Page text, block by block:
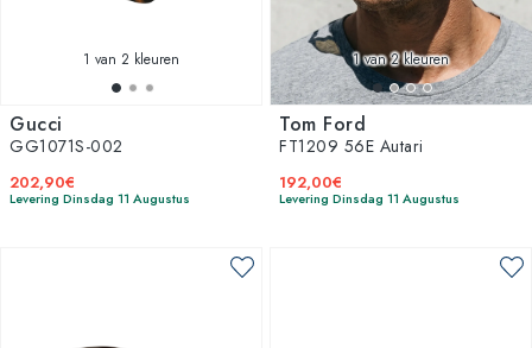
1 van 2 kleuren
Gucci
GG1071S-002
202,90€
Levering Dinsdag 11 Augustus
1van 2 kleuren
Tom Ford
FT1209 56E Autari
192,00€
Levering Dinsdag 11 Augustus